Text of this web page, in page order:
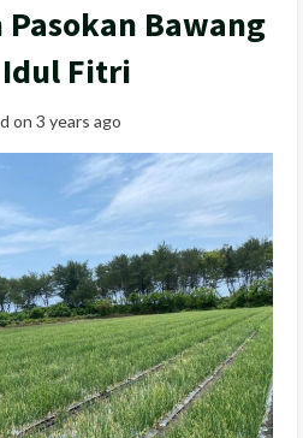
Bawang
Fitri
on 3 years ago